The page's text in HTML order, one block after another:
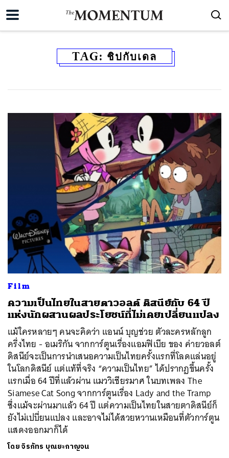
TAG: ชิปกับเดล
Film
ความเป็นไทยในสายตาวอลต์ ดิสนีย์กับ 64 ปี
แห่งนักผสานผลประโยชน์ที่ไม่เคยเปลี่ยนแปลง
แม้ใครหลายๆ คนจะคิดว่า แอนน์ บุญช่วย ตัวละครหลักลูก
ครึ่งไทย - อเมริกัน จากการ์ตูนเรื่องแอมฟิเบีย ของ ค่ายวอลต์
ดิสนีย์จะเป็นการนำเสนอความเป็นไทยครั้งแรกที่โลดแล่นอยู่
ในโลกดิสนีย์ แต่แท้ที่จริง “ความเป็นไทย” ได้ปรากฏขึ้นครั้ง
แรกเมื่อ 64 ปีที่แล้วผ่าน แมววิเชียรมาศ ในบทเพลง The
Siamese Cat Song จากการ์ตูนเรื่อง Lady and the Tramp
ซึ่งแม้จะผ่านมาแล้ว 64 ปี แต่ความเป็นไทยในสายตาดิสนีย์ก็
ยังไม่เปบี่ยนแปลง และอาจไม่ได้สวยหวานเหมือนที่ตัวการ์ตูน
แสดงออกมาก็ได้
โดยจิรภัทร บุณยะกาญจน
SHARE TWEET LINE EMAIL